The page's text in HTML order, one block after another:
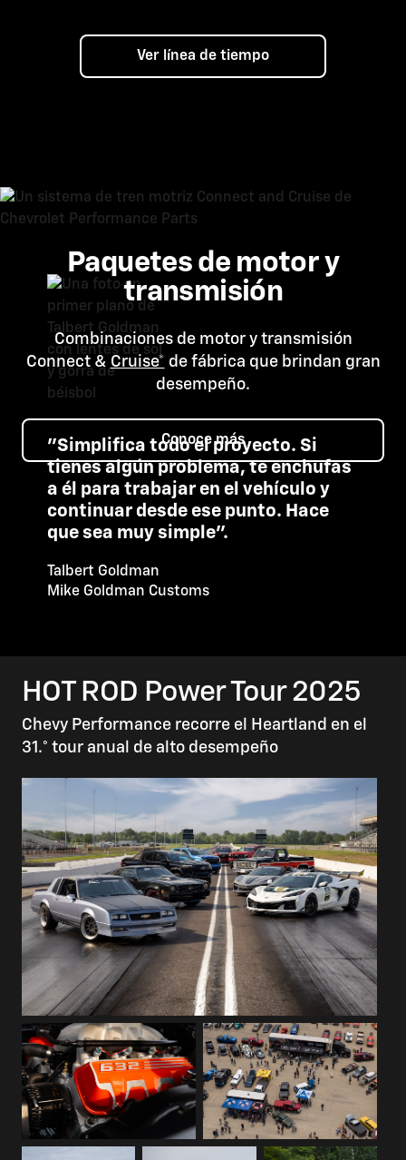
Ver línea de tiempo
Paquetes de motor y
transmisión
Combinaciones de motor y transmisión
Connect & Cruise* de fábrica que brindan gran
desempeño.
Conoce más
"Simplifica todo el proyecto. Si
tienes algún problema, te enchufas
a él para trabajar en el vehículo y
continuar desde ese punto. Hace
que sea muy simple”.
Talbert Goldman
Mike Goldman Customs
HOT ROD Power Tour 2025
Chevy Performance recorre el Heartland en el
31.° tour anual de alto desempeño